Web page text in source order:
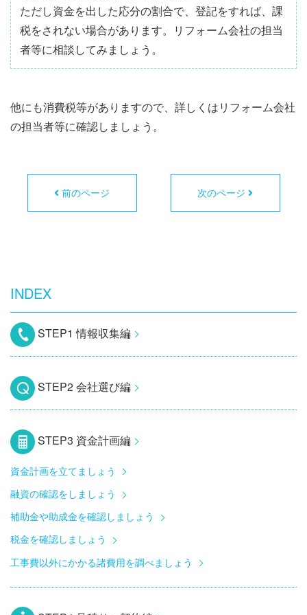
ただし資金を出した応分の割合で、登記をすれば、課
税をされない場合があります。リフォーム会社の担当
者等に相談してみましょう。
他にも消費税等がありますので、詳しくはリフォーム会社
の担当者等に確認しましょう。
前のページ 次のページ
INDEX
STEP1 情報収集編
STEP2 会社選び編
STEP3 資金計画編
資金計画を立てましょう
融資の確認をしましょう
補助金や助成金を確認しましょう
税金を確認しましょう
工事費以外にかかる諸費用を調べましょう